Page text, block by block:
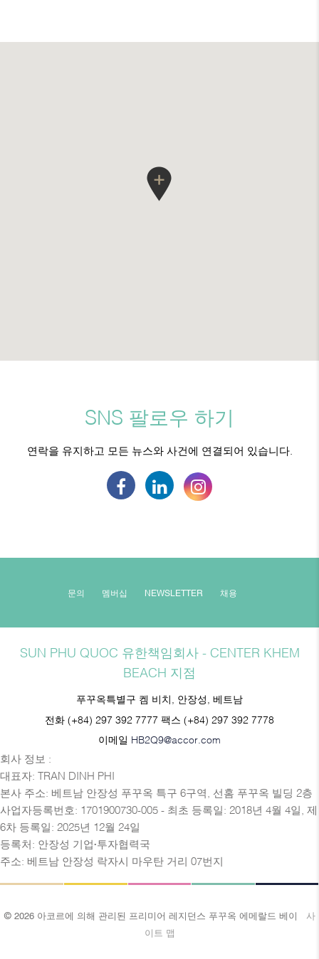
SNS 팔로우 하기
연락을 유지하고 모든 뉴스와 사건에 연결되어 있습니다.
문의 멤버십 NEWSLETTER 채용
SUN PHU QUOC 유한책임회사 - CENTER KHEM
BEACH 지점
푸꾸옥특별구 켐 비치, 안장성, 베트남
전화 (+84) 297 392 7777 팩스 (+84) 297 392 7778
이메일 HB2Q9@accor.com
회사 정보 :
대표자: TRAN DINH PHI
본사 주소: 베트남 안장성 푸꾸옥 특구 6구역, 선홈 푸꾸옥 빌딩 2층
사업자등록번호: 1701900730-005 - 최초 등록일: 2018년 4월 4일, 제
6차 등록일: 2025년 12월 24일
등록처: 안장성 기업·투자협력국
주소: 베트남 안장성 락자시 마우탄 거리 07번지
© 2026 아코르에 의해 관리된 프리미어 레지던스 푸꾸옥 에메랄드 베이 사
이트 맵